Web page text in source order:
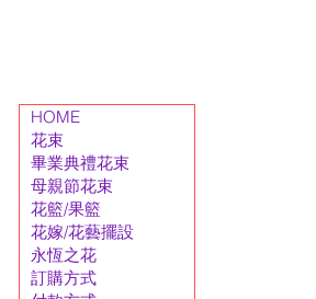
HOME
花束
畢業典禮花束
母親節花束
花籃/果籃
花嫁/花藝擺設
永恆之花
訂購方式